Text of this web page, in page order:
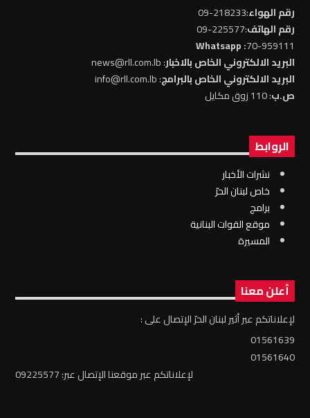
رقم الهواء:218233-09
رقم الهاتف:225577-09
70-959111
: Whatsapp
البريد الالكتروني الخاص بالاخبار: news@rll.com.lb
البريد الالكتروني الخاص بالبرامج: info@rll.com.lb
ص.ب: 110 زوق مكايل
الروابط
نشرات الأخبار
خاص لبنان الحرّ
برامج
موقع القوات البنانية
المسيرة
أعلن معنا
لإعلاناتكم عبر أثير لبنان الحرّ الإتصال على :
01561639
01561640
لإعلاناتكم عبر موقعنا الإتصال عبر: 09225577